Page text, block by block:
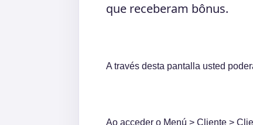
que receberam bônus.
A través desta pantalla usted
Ao acceder o Menú > Cliente >